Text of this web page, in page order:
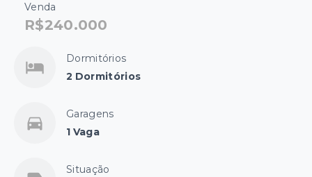
Venda
R$240.000
Dormitórios
2 Dormitórios
Garagens
1 Vaga
Situação